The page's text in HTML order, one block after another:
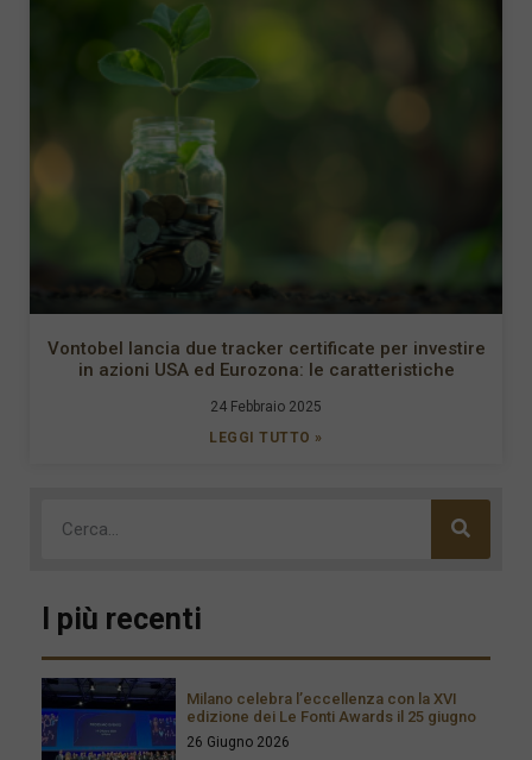
Vontobel lancia due tracker certificate per investire
in azioni USA ed Eurozona: le caratteristiche
24 Febbraio 2025
LEGGI TUTTO »
I più recenti
Milano celebra l’eccellenza con la XVI
edizione dei Le Fonti Awards il 25 giugno
26 Giugno 2026